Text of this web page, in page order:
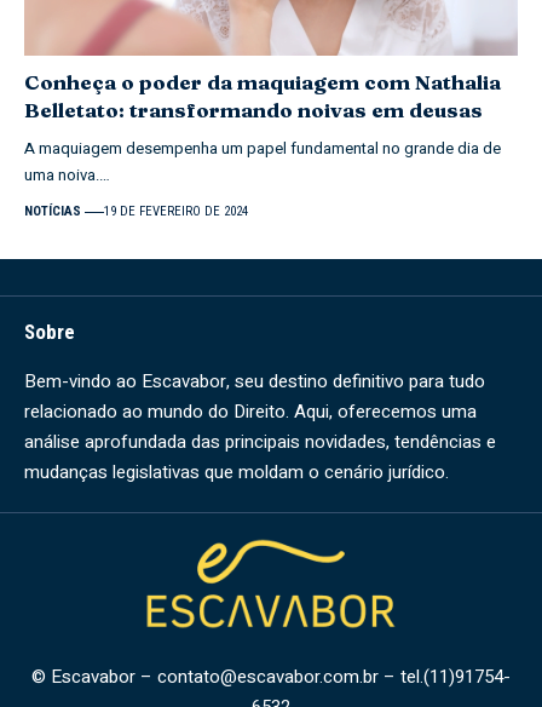
Conheça o poder da maquiagem com Nathalia
Belletato: transformando noivas em deusas
A maquiagem desempenha um papel fundamental no grande dia de
uma noiva.…
NOTÍCIAS 19 DE FEVEREIRO DE 2024
Sobre
Bem-vindo ao Escavabor, seu destino definitivo para tudo
relacionado ao mundo do Direito. Aqui, oferecemos uma
análise aprofundada das principais novidades, tendências e
mudanças legislativas que moldam o cenário jurídico.
© Escavabor – contato@escavabor.com.br – tel.(11)91754-